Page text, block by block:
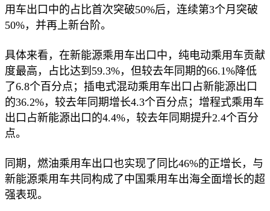
用车出口中的占比首次突破50%后，连续第3个月突破
50%，并再上新台阶。
具体来看，在新能源乘用车出口中，纯电动乘用车贡献
度最高，占比达到59.3%，但较去年同期的66.1%降低
了6.8个百分点；插电式混动乘用车出口占新能源出口
的36.2%，较去年同期增长4.3个百分点；增程式乘用车
出口占新能源出口的4.4%，较去年同期提升2.4个百分
点。
同期，燃油乘用车出口也实现了同比46%的正增长，与
新能源乘用车共同构成了中国乘用车出海全面增长的超
强表现。